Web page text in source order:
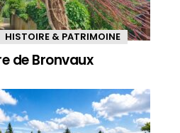
HISTOIRE & PATRIMOINE
de Bronvaux